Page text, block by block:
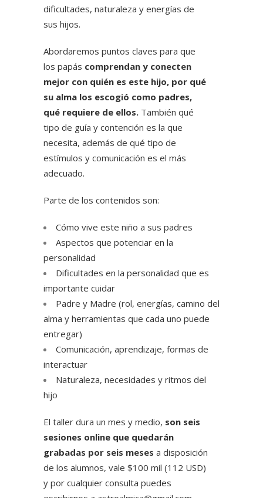
dificultades, naturaleza y energías de
sus hijos.
Abordaremos puntos claves para que
los papás comprendan y conecten
mejor con quién es este hijo, por qué
su alma los escogió como padres,
qué requiere de ellos. También qué
tipo de guía y contención es la que
necesita, además de qué tipo de
estímulos y comunicación es el más
adecuado.
Parte de los contenidos son:
Cómo vive este niño a sus padres
Aspectos que potenciar en la
personalidad
Dificultades en la personalidad que es
importante cuidar
Padre y Madre (rol, energías, camino del
alma y herramientas que cada uno puede
entregar)
Comunicación, aprendizaje, formas de
interactuar
Naturaleza, necesidades y ritmos del
hijo
El taller dura un mes y medio, son seis
sesiones online que quedarán
grabadas por seis meses a disposición
de los alumnos, vale $100 mil (112 USD)
y por cualquier consulta puedes